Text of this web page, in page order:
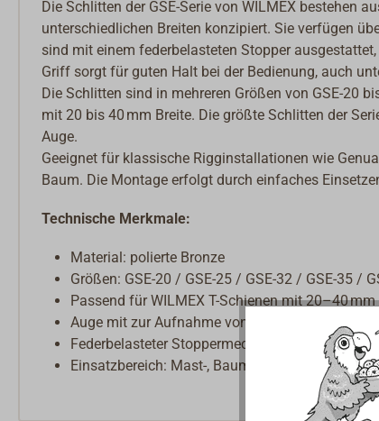
Die Schlitten der GSE-Serie von WILMEX bestehen
unterschiedlichen Breiten konzipiert. Sie verfügen
sind mit einem federbelasteten Stopper
Griff sorgt für guten Halt bei der Bedienung, auch
Die Schlitten sind in mehreren Größen von GSE-20
mit 20 bis 40 mm Breite. Die größte Schlitten der
Auge.
Geeignet für klassische Rigginstallationen wie
Baum. Die Montage erfolgt durch einfaches
Technische Merkmale:
Material: polierte Bronze
Größen: GSE-20 / GSE-25 / GSE-32 / GSE-35 /
Passend für WILMEX T-Schienen mit 20–40 mm
Auge mit zur Aufnahme von Schäkeln, Blöcken
Federbelasteter Stoppermechanismus,
Einsatzbereich: Mast-, Baum- oder